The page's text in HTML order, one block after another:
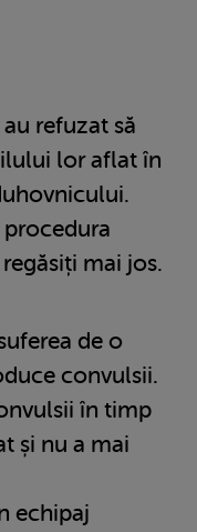
refuzat să
lor aflat în
mai jos.
de o
convulsii.
în timp
și nu a mai
echipaj